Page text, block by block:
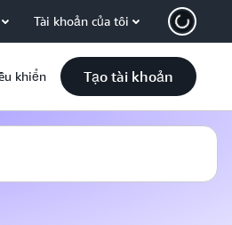
Tài khoản của tôi
khiển Tạo tài khoản